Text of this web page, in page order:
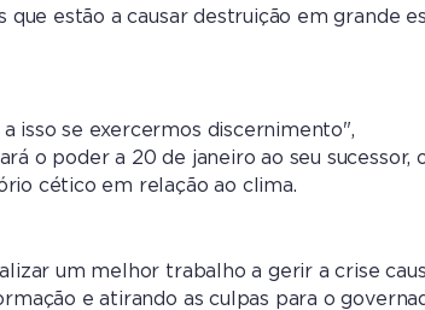
estão a causar destruição em grande
isso se exercermos discernimento",
o poder a 20 de janeiro ao seu sucessor,
cético em relação ao clima.
um melhor trabalho a gerir a crise
e atirando as culpas para o